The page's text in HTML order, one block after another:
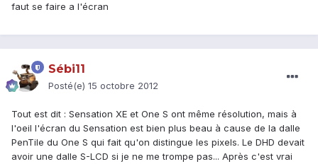
faut se faire a l'écran
Sébi11
Posté(e) 15 octobre 2012
Tout est dit : Sensation XE et One S ont même résolution, mais à
l'oeil l'écran du Sensation est bien plus beau à cause de la dalle
PenTile du One S qui fait qu'on distingue les pixels. Le DHD devait
avoir une dalle S-LCD si je ne me trompe pas... Après c'est vrai